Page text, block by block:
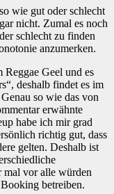
wie gut oder schlecht
nicht. Zumal es noch
schlecht zu finden
anzumerken.
Geel und es
deshalb findet es im
so wie das von
erwähnte
habe ich mir grad
richtig gut, dass
gelten. Deshalb ist
mal vor alle würden
betreiben.